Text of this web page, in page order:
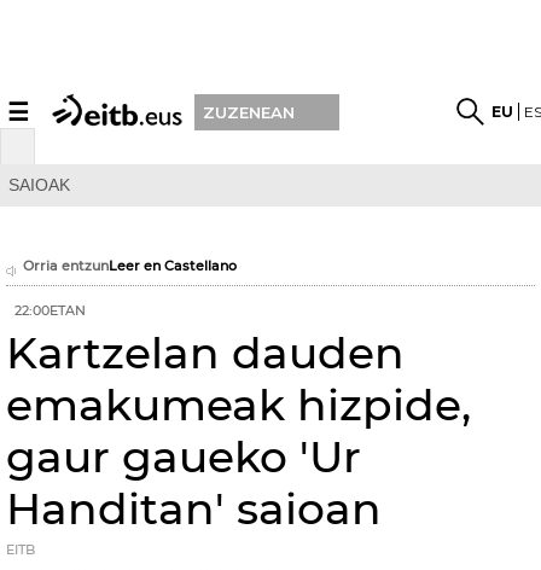
☰ ZUZENEAN EU
SAIOAK
Orria entzunLeer en Castellano
22:00ETAN
Kartzelan dauden
emakumeak hizpide,
gaur gaueko 'Ur
Handitan' saioan
EITB